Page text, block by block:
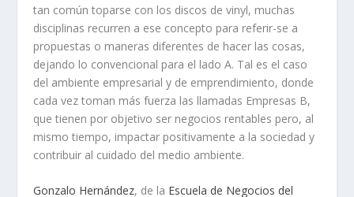
tan común toparse con los discos de vinyl, muchas
disciplinas recurren a ese concepto para referir-se a
propuestas o maneras diferentes de hacer las cosas,
dejando lo convencional para el lado A. Tal es el caso
del ambiente empresarial y de emprendimiento, donde
cada vez toman más fuerza las llamadas Empresas B,
que tienen por objetivo ser negocios rentables pero, al
mismo tiempo, impactar positivamente a la sociedad y
contribuir al cuidado del medio ambiente.
Gonzalo Hernández, de la Escuela de Negocios del